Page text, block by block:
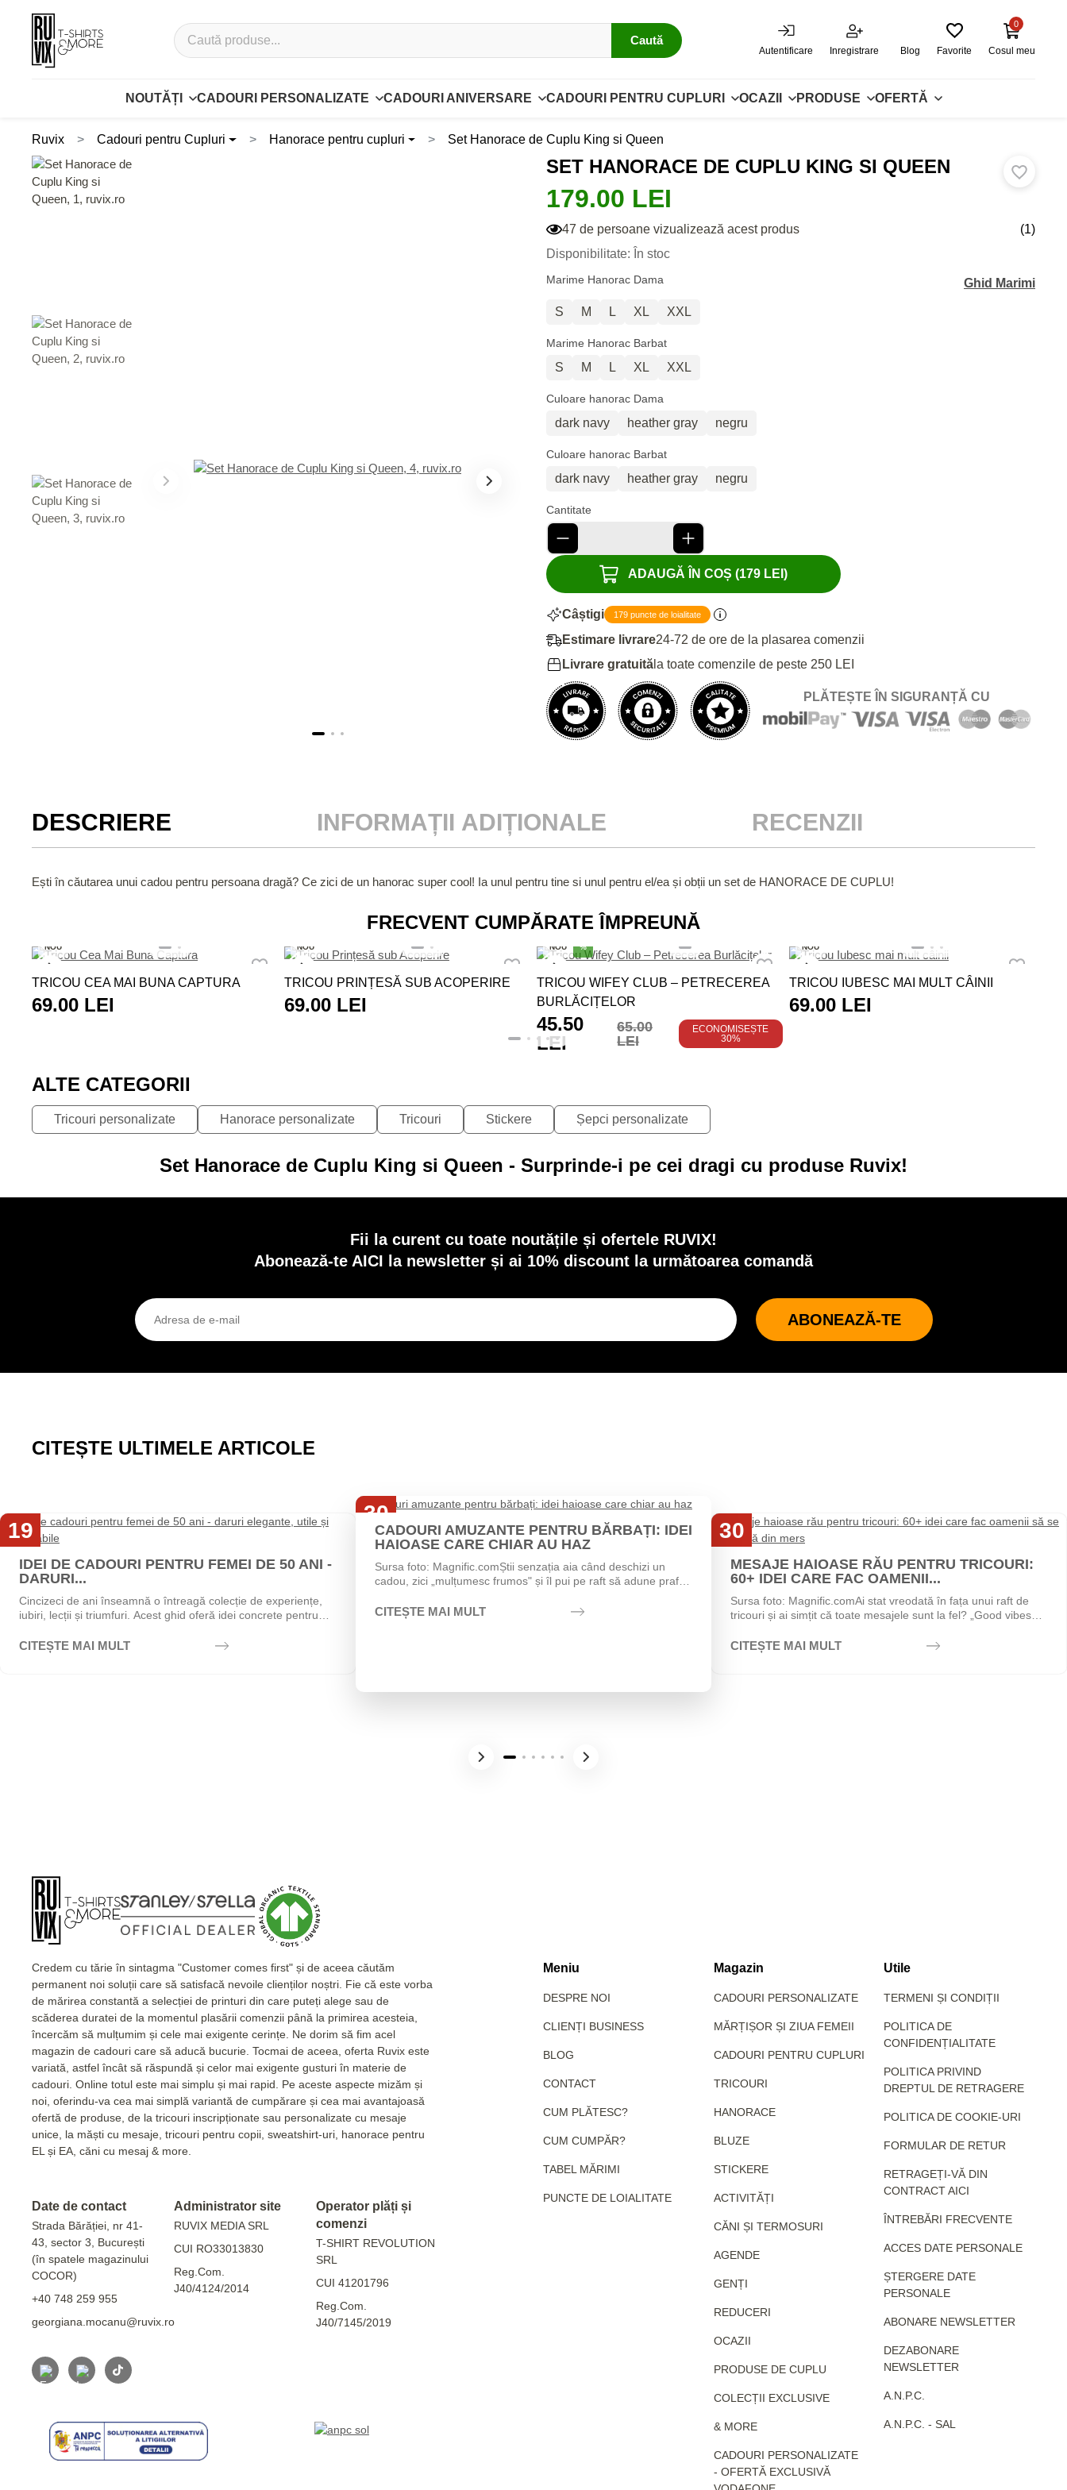
Caută
Autentificare Inregistrare Blog Favorite Cosul meu
0
NOUTĂȚI CADOURI PERSONALIZATE CADOURI ANIVERSARE CADOURI PENTRU CUPLURI OCAZII PRODUSE OFERTĂ
Ruvix Cadouri pentru Cupluri Hanorace pentru cupluri Set Hanorace de Cuplu King si Queen
SET HANORACE DE CUPLU KING SI QUEEN
179.00 LEI
47 de persoane vizualizează acest produs
(1)
Disponibilitate: În stoc
Marime Hanorac Dama Ghid Marimi
S M L XL XXL
Marime Hanorac Barbat
S M L XL XXL
Culoare hanorac Dama
dark navy heather gray negru
Culoare hanorac Barbat
dark navy heather gray negru
Cantitate
ADAUGĂ ÎN COȘ (179 LEI)
Câștigi 179 puncte de loialitate
Estimare livrare24-72 de ore de la plasarea comenzii
Livrare gratuită la toate comenzile de peste 250 LEI
PLĂTEȘTE ÎN SIGURANȚĂ CU
DESCRIERE INFORMAȚII ADIȚIONALE RECENZII
Ești în căutarea unui cadou pentru persoana dragă? Ce zici de un hanorac super cool! Ia unul pentru tine si unul pentru el/ea și obții un set de HANORACE DE CUPLU!
FRECVENT CUMPĂRATE ÎMPREUNĂ
NOU
TRICOU CEA MAI BUNA CAPTURA
69.00 LEI
NOU
TRICOU PRINȚESĂ SUB ACOPERIRE
69.00 LEI
NOU %
TRICOU WIFEY CLUB – PETRECEREA
BURLĂCIȚELOR
45.50
LEI
65.00
LEI
ECONOMISEȘTE
30%
NOU
TRICOU IUBESC MAI MULT CÂINII
69.00 LEI
ALTE CATEGORII
Tricouri personalizate Hanorace personalizate Tricouri Stickere Șepci personalizate
Set Hanorace de Cuplu King si Queen - Surprinde-i pe cei dragi cu produse Ruvix!
Fii la curent cu toate noutățile și ofertele RUVIX!
Abonează-te AICI la newsletter și ai 10% discount la următoarea comandă
ABONEAZĂ-TE
CITEȘTE ULTIMELE ARTICOLE
19
IDEI DE CADOURI PENTRU FEMEI DE 50 ANI -
DARURI...
Cincizeci de ani înseamnă o întreagă colecție de experiențe,
iubiri, lecții și triumfuri. Acest ghid oferă idei concrete pentru
CITEȘTE MAI MULT
30
Iul
CADOURI AMUZANTE PENTRU BĂRBAȚI: IDEI
HAIOASE CARE CHIAR AU HAZ
Sursa foto: Magnific.comȘtii senzația aia când deschizi un
cadou, zici „mulțumesc frumos" și îl pui pe raft să adune praf?
CITEȘTE MAI MULT
30
MESAJE HAIOASE RĂU PENTRU TRICOURI:
60+ IDEI CARE FAC OAMENII...
Sursa foto: Magnific.comAi stat vreodată în fața unui raft de
tricouri și ai simțit că toate mesajele sunt la fel? „Good vibes
CITEȘTE MAI MULT
Credem cu tărie în sintagma "Customer comes first" și de aceea căutăm
permanent noi soluții care să satisfacă nevoile clienților noștri. Fie că este vorba
de mărirea constantă a selecției de printuri din care puteți alege sau de
scăderea duratei de la momentul plasării comenzii până la primirea acesteia,
încercăm să mulțumim și cele mai exigente cerințe. Ne dorim să fim acel
magazin de cadouri care să aducă bucurie. Tocmai de aceea, oferta Ruvix este
variată, astfel încât să răspundă și celor mai exigente gusturi în materie de
cadouri. Online totul este mai simplu și mai rapid. Pe aceste aspecte mizăm și
noi, oferindu-va cea mai simplă variantă de cumpărare și cea mai avantajoasă
ofertă de produse, de la tricouri inscripționate sau personalizate cu mesaje
unice, la măști cu mesaje, tricouri pentru copii, sweatshirt-uri, hanorace pentru
EL și EA, căni cu mesaj & more.
Date de contact
Strada Bărăției, nr 41-
43, sector 3, București
(în spatele magazinului
COCOR)
+40 748 259 955
georgiana.mocanu@ruvix.ro
Administrator site
RUVIX MEDIA SRL
CUI RO33013830
Reg.Com.
J40/4124/2014
Operator plăți și
comenzi
T-SHIRT REVOLUTION
SRL
CUI 41201796
Reg.Com.
J40/7145/2019
Meniu
DESPRE NOI
CLIENȚI BUSINESS
BLOG
CONTACT
CUM PLĂTESC?
CUM CUMPĂR?
TABEL MĂRIMI
PUNCTE DE LOIALITATE
Magazin
CADOURI PERSONALIZATE
MĂRȚIȘOR ȘI ZIUA FEMEII
CADOURI PENTRU CUPLURI
TRICOURI
HANORACE
BLUZE
STICKERE
ACTIVITĂȚI
CĂNI ȘI TERMOSURI
AGENDE
GENȚI
REDUCERI
OCAZII
PRODUSE DE CUPLU
COLECȚII EXCLUSIVE
& MORE
CADOURI PERSONALIZATE
- OFERTĂ EXCLUSIVĂ
Utile
TERMENI ȘI CONDIȚII
POLITICA DE
CONFIDENȚIALITATE
POLITICA PRIVIND
DREPTUL DE RETRAGERE
POLITICA DE COOKIE-URI
FORMULAR DE RETUR
RETRAGEȚI-VĂ DIN
CONTRACT AICI
ÎNTREBĂRI FRECVENTE
ACCES DATE PERSONALE
ȘTERGERE DATE
PERSONALE
ABONARE NEWSLETTER
DEZABONARE
NEWSLETTER
A.N.P.C.
A.N.P.C. - SAL